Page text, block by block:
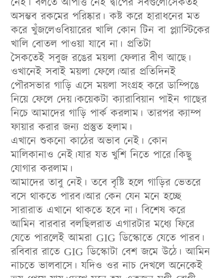
অসম্ভব রকমের পরিষ্কার। কষ্ট করে হারাধনের মত
করে খুঁজলেওবিয়ারের খালি কোন টিন বা প্ল্যাস্টিকের
খালি বোতল পাওয়া যাবে না। প্রতিটা
সৈকতেই সবুজ রঙের ময়লা ফেলার বীণ আছে।
ওখানেই সবাই ময়লা ফেলে।আর প্রতিদিনই
পৌরসভার গাড়ি এসে ময়লা সংগ্রহ করে ডাম্পিঙে
নিয়ে ফেলে দেয়।কয়েকটা ক্যারাবিয়ান পাইন গাছের
নিচে আমাদের গাড়ি পার্ক করলাম। তারপর ক্যাম্প
ফায়ার করার জন্য প্রস্তুত হলাম।
এখানে শুকনো কাঠের অভাব নেই। কোন
মালিকানাও নেই।যার যত খুশি নিতে পারে।কিছু
যোগার করলাম।
আমাদের তাবু নেই। তবে বৃষ্টি হলে গাড়ির ভেতরে
বসে থাকতে পারব।আর কেন যেন মনে হচ্ছে
সারারাত এখানে থাকতে হবে না। বিশেষ করে
আমিন বারবার বলছিলরাত এগারটার মধ্যে ফিরে
যেতে পারলেই আমরা GIG ডিস্কোতে যেতে পারব।
রবিবার রাতে GIG ডিস্কোটা বেশ জমে উঠে। আমিন
নাচতে ভালবাসে। যদিও ওর নাচ দেখলে অনেকেই